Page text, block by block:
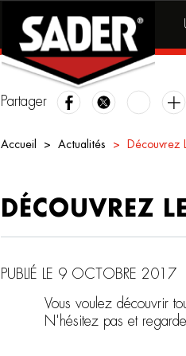
Accueil Actualités Découvrez
Partager
DÉCOUVREZ
PUBLIÉ LE 9 OCTOBRE 2017
Vous voulez découvrir
N'hésitez pas et